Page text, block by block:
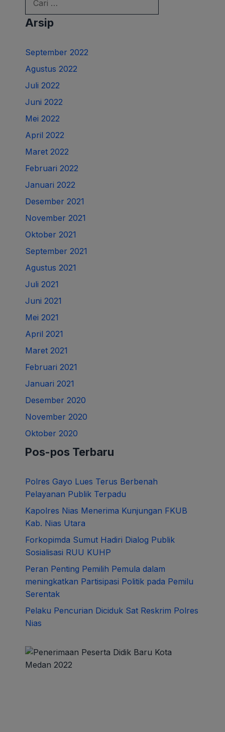
Arsip
September 2022
Agustus 2022
Juli 2022
Juni 2022
Mei 2022
April 2022
Maret 2022
Februari 2022
Januari 2022
Desember 2021
November 2021
Oktober 2021
September 2021
Agustus 2021
Juli 2021
Juni 2021
Mei 2021
April 2021
Maret 2021
Februari 2021
Januari 2021
Desember 2020
November 2020
Oktober 2020
Pos-pos Terbaru
Polres Gayo Lues Terus Berbenah
Pelayanan Publik Terpadu
Kapolres Nias Menerima Kunjungan FKUB
Kab. Nias Utara
Forkopimda Sumut Hadiri Dialog Publik
Sosialisasi RUU KUHP
Peran Penting Pemilih Pemula dalam
meningkatkan Partisipasi Politik pada Pemilu
Serentak
Pelaku Pencurian Diciduk Sat Reskrim Polres
Nias